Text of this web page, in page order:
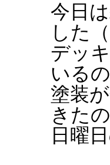
今日
した
デッ
いる
塗装
きた
日曜